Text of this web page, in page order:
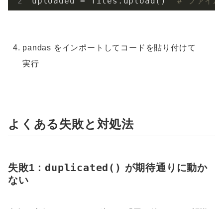
pandas をインポートしてコードを貼り付けて
実行
よくある失敗と対処法
失敗1：duplicated() が期待通りに動か
ない